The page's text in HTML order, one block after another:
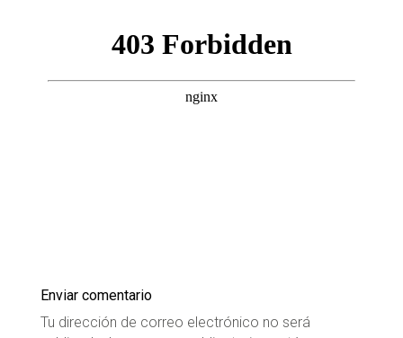
Enviar comentario
Tu dirección de correo electrónico no será